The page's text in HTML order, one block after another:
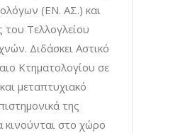
(ΕΝ. ΑΣ.) και
του Τελλογλείου
Διδάσκει Αστικό
Κτηματολογίου σε
μεταπτυχιακό
της
κινούνται στο χώρο